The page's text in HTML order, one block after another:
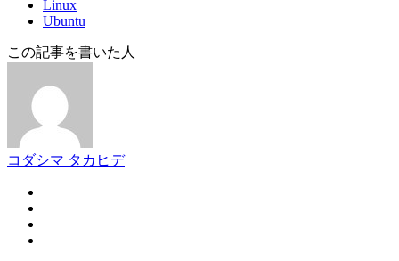
Linux
Ubuntu
この記事を書いた人
コダシマ タカヒデ